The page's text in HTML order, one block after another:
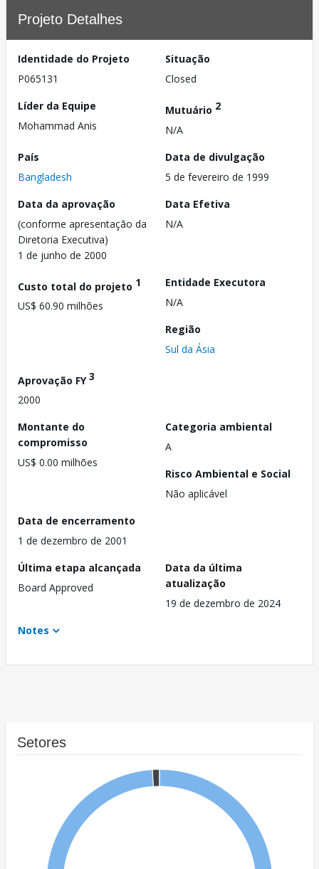
Projeto Detalhes
Identidade do Projeto
P065131
Situação
Closed
Líder da Equipe
Mohammad Anis
Mutuário 2
N/A
País
Bangladesh
Data de divulgação
5 de fevereiro de 1999
Data da aprovação
(conforme apresentação da
Diretoria Executiva)
1 de junho de 2000
Data Efetiva
N/A
Custo total do projeto 1
US$ 60.90 milhões
Entidade Executora
N/A
Região
Sul da Ásia
Aprovação FY3
2000
Montante do
compromisso
US$ 0.00 milhões
Categoria ambiental
A
Risco Ambiental e Social
Não aplicável
Data de encerramento
1 de dezembro de 2001
Última etapa alcançada
Board Approved
Data da última
atualização
19 de dezembro de 2024
Notes
Setores